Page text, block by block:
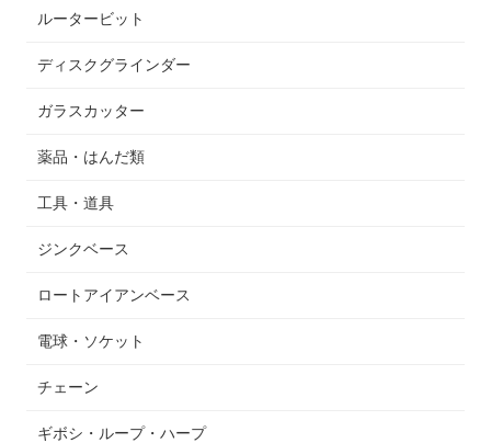
ルータービット
ディスクグラインダー
ガラスカッター
薬品・はんだ類
工具・道具
ジンクベース
ロートアイアンベース
電球・ソケット
チェーン
ギボシ・ループ・ハープ